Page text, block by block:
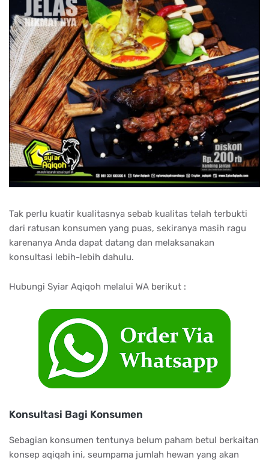
Tak perlu kuatir kualitasnya sebab kualitas telah terbukti
dari ratusan konsumen yang puas, sekiranya masih ragu
karenanya Anda dapat datang dan melaksanakan
konsultasi lebih-lebih dahulu.
Hubungi Syiar Aqiqoh melalui WA berikut :
Konsultasi Bagi Konsumen
Sebagian konsumen tentunya belum paham betul berkaitan
konsep aqiqah ini, seumpama jumlah hewan yang akan